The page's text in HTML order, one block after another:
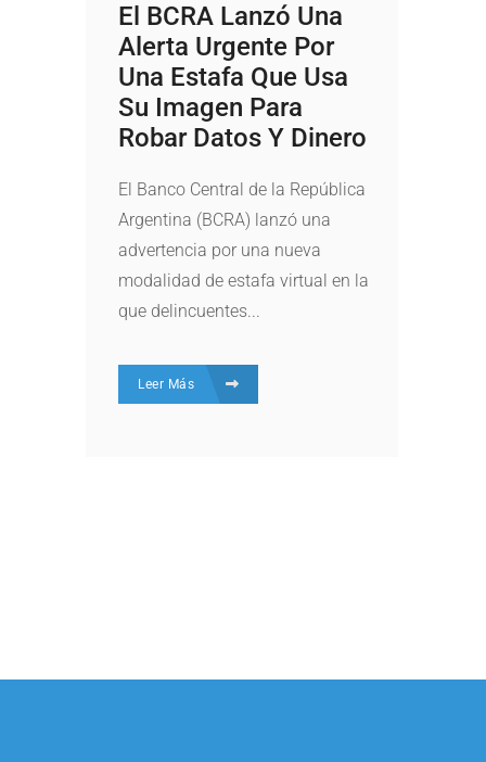
El BCRA Lanzó Una
Alerta Urgente Por
Una Estafa Que Usa
Su Imagen Para
Robar Datos Y Dinero
El Banco Central de la República
Argentina (BCRA) lanzó una
advertencia por una nueva
modalidad de estafa virtual en la
que delincuentes...
Leer Más